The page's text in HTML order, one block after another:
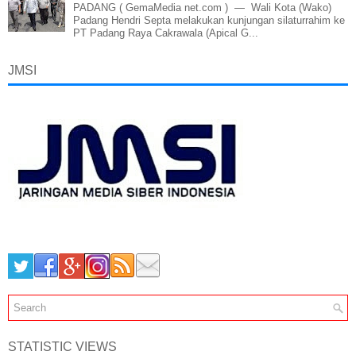
PADANG ( GemaMedia net.com ) — Wali Kota (Wako)
Padang Hendri Septa melakukan kunjungan silaturrahim ke
PT Padang Raya Cakrawala (Apical G...
JMSI
STATISTIC VIEWS